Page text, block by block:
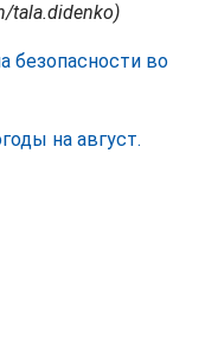
tala.didenko)
безопасности во
на август.